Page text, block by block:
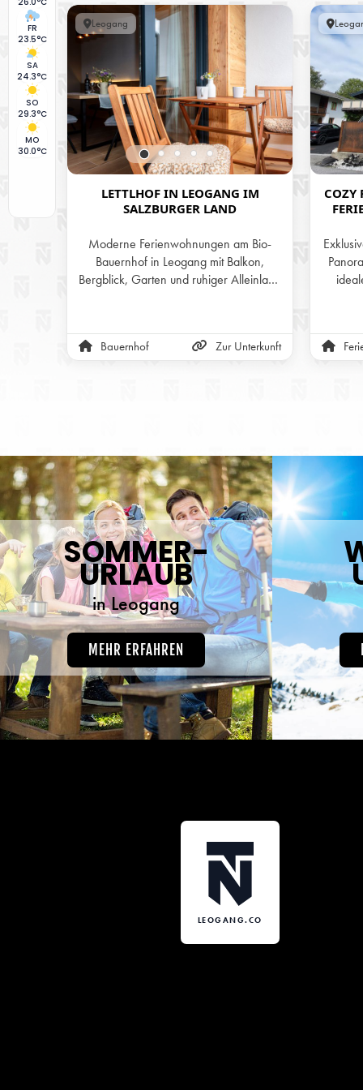
FR
23.5°C
SA
24.3°C
SO
29.3°C
MO
30.0°C
Leogang
LETTLHOF IN LEOGANG IM
SALZBURGER LAND
Moderne Ferienwohnungen am Bio-
Bauernhof in Leogang mit Balkon,
Bergblick, Garten und ruhiger Alleinlage
Bauernhof Zur Unterkunft
COZY
SOMMER-
URLAUB
in Leogang
MEHR ERFAHREN
LEOGANG.CO